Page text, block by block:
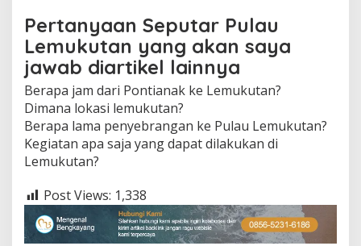
Pertanyaan Seputar Pulau
Lemukutan yang akan saya
jawab diartikel lainnya
Berapa jam dari Pontianak ke Lemukutan?
Dimana lokasi lemukutan?
Berapa lama penyebrangan ke Pulau Lemukutan?
Kegiatan apa saja yang dapat dilakukan di
Lemukutan?
Post Views: 1,338